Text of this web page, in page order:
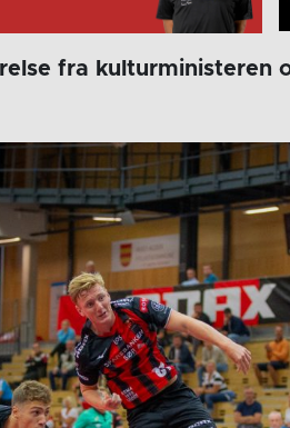
fra kulturministeren